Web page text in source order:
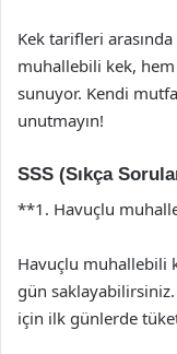
Kek tarifleri
muhallebili kek,
sunuyor. Kendi
unutmayın!
SSS (Sıkça
**1. Havuçlu
Havuçlu muhallebili
gün
için ilk günlerde